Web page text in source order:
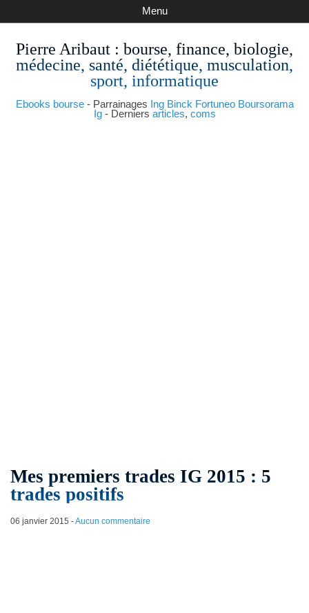
Pierre Aribaut : bourse, finance, biologie,
médecine, santé, diététique, musculation,
sport, informatique
Ebooks bourse- Parrainages Ing Binck Fortuneo Boursorama
Ig- Derniers articles, coms
Menu
Mes premiers trades IG 2015 : 5
trades positifs
06 janvier 2015 -Aucun commentaire